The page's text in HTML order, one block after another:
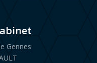
Gennes